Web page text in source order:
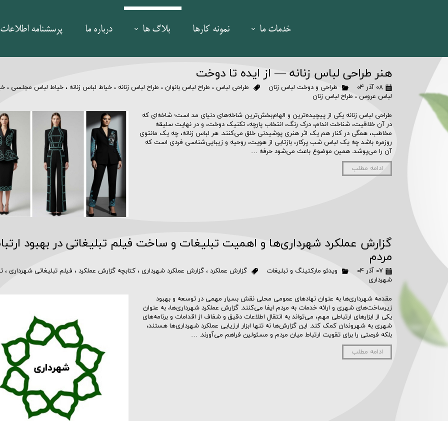
خدمات ما
برندینگ و مارکتینگ
پکیج ویژه سمینار و همایش
طراحی و تولید انواع تیزر
عکاسی تبلیغاتی | صنعتی
ترجمه تخصصی
نمونه کارها بلاگ ها
ارز دیجیتال
تکنولوژی
برندینگ و مارکتینگ "کلینیک زیبایی"
استراتژی برند و ری‌برندینگ
بازاریابی و توسعه بازار
تجربه مشتری و ارتباط با مشتری
طراحی و دوخت لباس بانوان
درباره ما پرسشنامه
هنر طراحی لباس زنانه — از ایده تا دوخت
۰۸ آذر ۰۴ طراحی و دوخت لباس زنان طراحی لباس ، طراح لباس بانوان ، طراح لباس زنانه ، خیاط لباس زنانه ، خیاط لباس مجلسی ،
لباس عروس ، طراح لباس زنان
طراحی لباس زنانه یکی از پیچیده‌ترین و الهام‌بخش‌ترین شاخه‌های دنیای مد است؛ شاخه‌ای که
در آن خلاقیت، شناخت اندام، درک رنگ، انتخاب پارچه، تکنیک دوخت، و در نهایت سلیقه
مخاطب، همگی در کنار هم یک اثر هنری پوشیدنی خلق می‌کنند. هر لباس زنانه، چه یک مانتوی
روزمره باشد چه یک لباس شب پرکار، بازتابی از هویت، روحیه و زیبایی‌شناسی فردی است که
آن را می‌پوشد. همین موضوع باعث می‌شود حرفه …
ادامه مطلب
گزارش عملکرد شهرداری‌ها و اهمیت تبلیغات و ساخت فیلم تبلیغاتی در بهبود
مردم
۰۷ آذر ۰۴ ویدئو مارکتینگ و تبلیغات گزارش عملکرد ، گزارش عملکرد شهرداری ، کتابچه گزارش عملکرد ، فیلم تبلیغاتی شهرداری ،
شهرداری
مقدمه شهرداری‌ها به عنوان نهادهای عمومی محلی نقش بسیار مهمی در توسعه و بهبود
زیرساخت‌های شهری و ارائه خدمات به مردم ایفا می‌کنند. گزارش عملکرد شهرداری‌ها، به عنوان
یکی از ابزارهای ارتباطی مهم، می‌تواند به انتقال اطلاعات دقیق و شفاف از اقدامات و برنامه‌های
شهری به شهروندان کمک کند. این گزارش‌ها نه تنها ابزار ارزیابی عملکرد شهرداری‌ها هستند،
بلکه فرصتی را برای تقویت ارتباط میان مردم و مسئولین فراهم می‌آورند. …
ادامه مطلب